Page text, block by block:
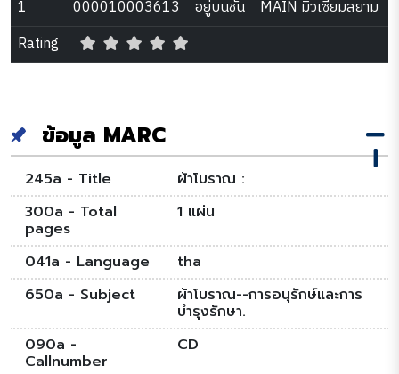
1
000010003613 อยู่บนชั้น
MAIN มิวเซียมสยาม
Rating
ข้อมูล MARC
245a - Title
ผ้าโบราณ :
300a - Total
pages
1 แผ่น
041a - Language
tha
650a - Subject
ผ้าโบราณ--การอนุรักษ์และการ
บำรุงรักษา.
090a -
Callnumber
CD